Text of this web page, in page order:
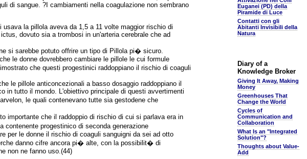
di sangue. ?I cambiamenti nella coagulazione non sembrano
la pillola aveva da 1,5 a 11 volte maggior rischio di
dovuto sia a trombosi in un'arteria cerebrale che ad
si sarebbe potuto offrire un tipo di Pillola pi� sicuro.
le donne dovrebbero cambiare le pillole le cui formule
che questi progestinici raddoppiano il rischio di coaguli
le pillole anticoncezionali a basso dosaggio raddoppiano il
in tutto il mondo. L'obiettivo principale di questi avvertimenti
le quali contenevano tutte sia gestodene che
importante che il raddoppio di rischio di cui si parlava era in
progestinico di seconda generazione
per le donne il rischio di coaguli sanguigni da sei ad otto
danno cifre ancora pi� alte, con la possibilit� di
non ne fanno uso.(44)
Euganei (PD) della
Piramide di Luce
Contatti con gli
Abitanti Invisibili della
Natura
Diary of a
Knowledge Broker
Giving It Away, Making
Money
Greenhouses That
Change the World
Cycles of
Communication and
Collaboration
What Is an "Integrated
Solution"?
Thoughts about Value-
Add